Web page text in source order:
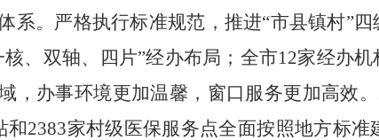
系。 严格执行标准规范，推进“市县镇村”
、双轴、四片”经办布局；全市12家经办机
，办事环境更加温馨，窗口服务更加高效。
和2383家村级医保服务点全面按照地方标准